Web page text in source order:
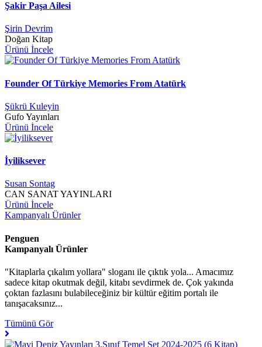
Şakir Paşa Ailesi
Şirin Devrim
Doğan Kitap
Ürünü İncele
Founder Of Türkiye Memories From Atatürk
Şükrü Kuleyin
Gufo Yayınları
Ürünü İncele
İyiliksever
Susan Sontag
CAN SANAT YAYINLARI
Ürünü İncele
Kampanyalı Ürünler
Penguen
Kampanyalı Ürünler
"Kitaplarla çıkalım yollara" sloganı ile çıktık yola... Amacımız
sadece kitap okutmak değil, kitabı sevdirmek de. Çok yakında
çoktan fazlasını bulabileceğiniz bir kültür eğitim portalı ile
tanışacaksınız...
Tümünü Gör